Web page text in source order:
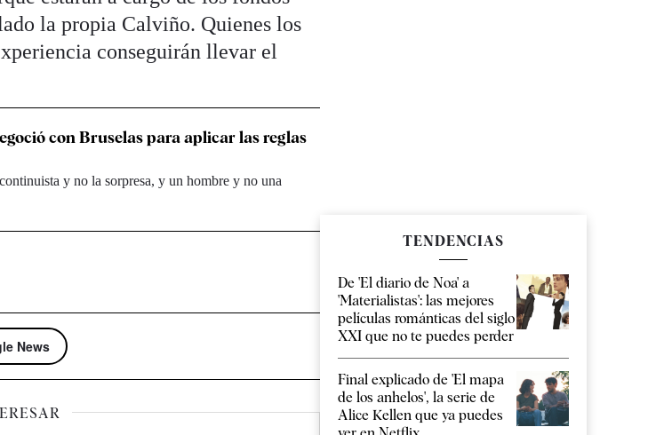
la propia Calviño. Quienes los
conseguirán llevar el
con Bruselas para aplicar las reglas
y no la sorpresa, y un hombre y no una
News
TENDENCIAS
De 'El diario de Noa' a
'Materialistas': las mejores
películas románticas del siglo
XXI que no te puedes perder
Final explicado de 'El mapa
de los anhelos', la serie de
Alice Kellen que ya puedes